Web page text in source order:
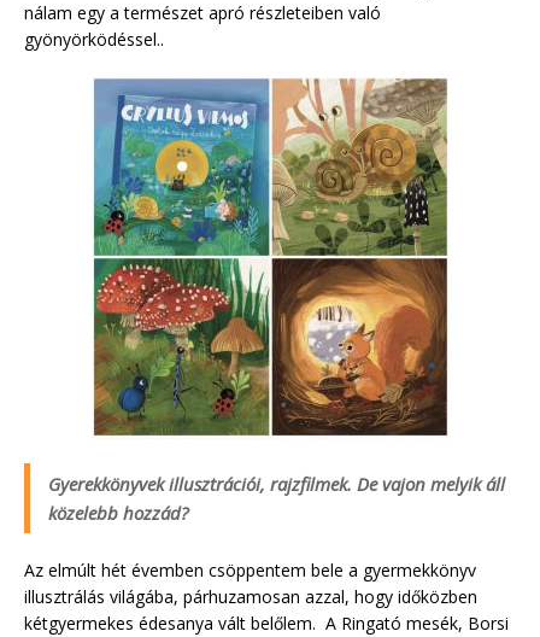
nálam egy a természet apró részleteiben való
gyönyörködéssel..
Gyerekkönyvek illusztrációi, rajzfilmek. De vajon melyik áll
közelebb hozzád?
Az elmúlt hét évemben csöppentem bele a gyermekkönyv
illusztrálás világába, párhuzamosan azzal, hogy időközben
kétgyermekes édesanya vált belőlem. A Ringató mesék, Borsi